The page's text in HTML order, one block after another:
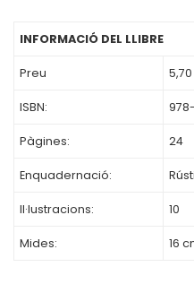
INFORMACIÓ DEL LLIBRE
Preu
ISBN:
Pàgines: 24
Enquadernació:
Il·lustracions: 10
Mides: 16